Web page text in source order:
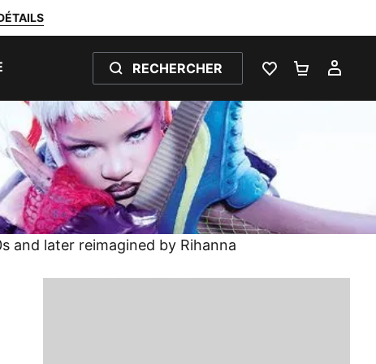
RECHERCHER
LISTE DEPANIER 0
and later reimagined by Rihanna